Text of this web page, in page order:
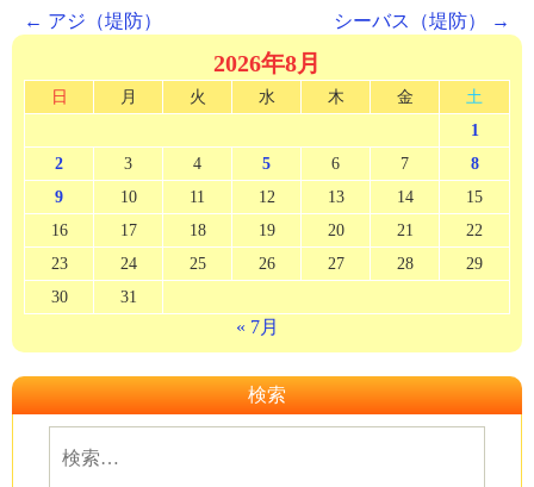
← アジ（堤防） シーバス（堤防） →
2026年8月
日 月 火 水 木 金
土
1
2
3 4 5 6 7
8
9
10 11 12 13 14
15
16
17 18 19 20 21
22
23
24 25 26 27 28
29
30
31
« 7月
検索